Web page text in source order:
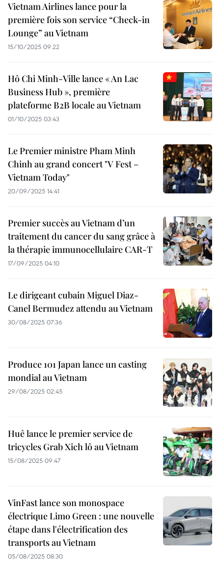
Vietnam Airlines lance pour la
première fois son service “Check-in
Lounge” au Vietnam
15/10/2025 09:22
Hô Chi Minh-Ville lance « An Lac
Business Hub », première
plateforme B2B locale au Vietnam
01/10/2025 03:43
Le Premier ministre Pham Minh
Chinh au grand concert "V Fest –
Vietnam Today"
20/09/2025 14:41
Premier succès au Vietnam d’un
traitement du cancer du sang grâce à
la thérapie immunocellulaire CAR‑T
17/09/2025 04:10
Le dirigeant cubain Miguel Diaz-
Canel Bermudez attendu au Vietnam
30/08/2025 07:36
Produce 101 Japan lance un casting
mondial au Vietnam
29/08/2025 02:45
Huê lance le premier service de
tricycles Grab Xich lô au Vietnam
15/08/2025 09:47
VinFast lance son monospace
électrique Limo Green : une nouvelle
étape dans l'électrification des
transports au Vietnam
05/08/2025 08:30